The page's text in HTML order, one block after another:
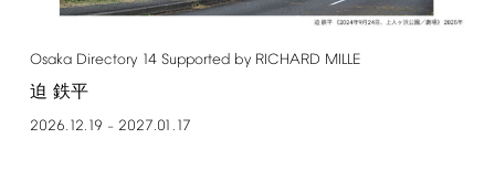
Osaka Directory 14 Supported by RICHARD MILLE
迫 鉄平
2026.12.19 – 2027.01.17